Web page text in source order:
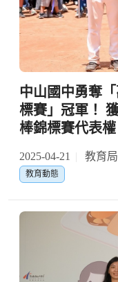
中山國中勇奪
標賽」冠軍！
棒錦標賽代表權
2025-04-21 教育
教育動態